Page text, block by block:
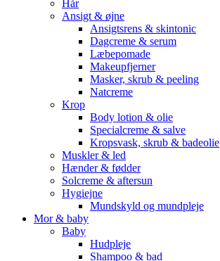
Hår
Ansigt & øjne
Ansigtsrens & skintonic
Dagcreme & serum
Læbepomade
Makeupfjerner
Masker, skrub & peeling
Natcreme
Krop
Body lotion & olie
Specialcreme & salve
Kropsvask, skrub & badeolie
Muskler & led
Hænder & fødder
Solcreme & aftersun
Hygiejne
Mundskyld og mundpleje
Mor & baby
Baby
Hudpleje
Shampoo & bad